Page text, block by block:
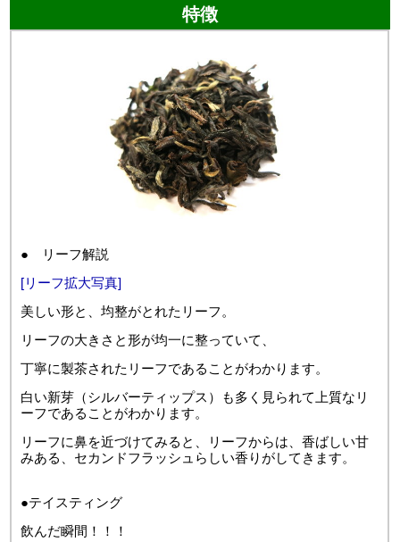
特徴
● リーフ解説
[リーフ拡大写真]
美しい形と、均整がとれたリーフ。
リーフの大きさと形が均一に整っていて、
丁寧に製茶されたリーフであることがわかります。
白い新芽（シルバーティップス）も多く見られて上質なリ
ーフであることがわかります。
リーフに鼻を近づけてみると、リーフからは、香ばしい甘
みある、セカンドフラッシュらしい香りがしてきます。
●テイスティング
飲んだ瞬間！！！